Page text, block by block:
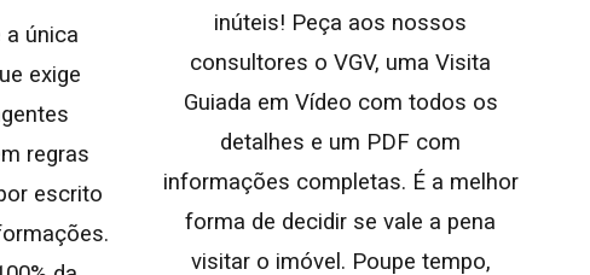
única
exige
regras
escrito
inúteis! Peça aos nossos
consultores o VGV, uma Visita
Guiada em Vídeo com todos os
detalhes e um PDF com
informações completas. É a melhor
forma de decidir se vale a pena
visitar o imóvel. Poupe tempo,